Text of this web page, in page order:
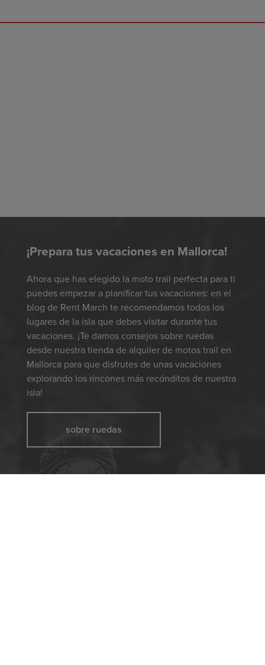
¡Prepara tus vacaciones en Mallorca!
Ahora que has elegido la moto trail perfecta para ti
puedes empezar a planificar tus vacaciones: en el
blog de Rent March te recomendamos todos los
lugares de la isla que debes visitar durante tus
vacaciones. ¡Te damos consejos sobre ruedas
desde nuestra tienda de alquiler de motos trail en
Mallorca para que disfrutes de unas vacaciones
explorando los rincones más recónditos de nuestra
isla!
sobre ruedas